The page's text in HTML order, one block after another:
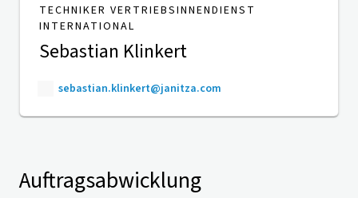
TECHNIKER VERTRIEBSINNENDIENST
INTERNATIONAL
Sebastian Klinkert
sebastian.klinkert@janitza.com
Auftragsabwicklung